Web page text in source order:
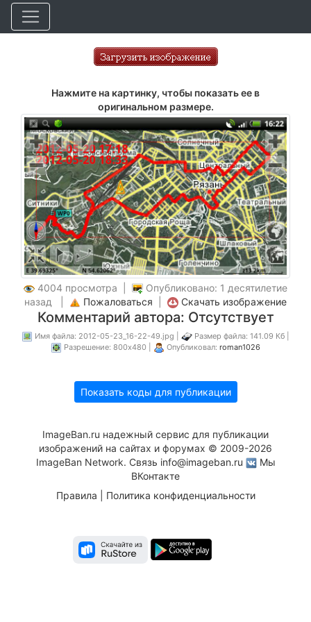
Нажмите на картинку, чтобы показать ее в
оригинальном размере.
4004 просмотра |
Опубликовано: 1 десятилетие
назад |
Пожаловаться Скачать изображение
Комментарий автора: Отсутствует
Имя файла: 2012-05-23_16-22-49.jpg |
Размер файла: 141.09 Кб |
Разрешение: 800x480 |
Опубликовал: roman1026
Показать коды для публикации
ImageBan.ru надежный сервис для публикации
изображений на сайтах и форумах © 2009-2026
ImageBan Network. Связь info@imageban.ru
Мы
ВКонтакте
Правила
Политика конфиденциальности